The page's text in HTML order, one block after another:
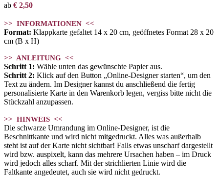
ab € 2,50
>> INFORMATIONEN <<
Format: Klappkarte gefaltet 14 x 20 cm, geöffnetes Format 28 x 20
cm (B x H)
>> ANLEITUNG <<
Schritt 1: Wähle unten das gewünschte Papier aus.
Schritt 2: Klick auf den Button „Online-Designer starten“, um den
Text zu ändern. Im Designer kannst du anschließend die fertig
personalisierte Karte in den Warenkorb legen, vergiss bitte nicht die
Stückzahl anzupassen.
>> HINWEIS <<
Die schwarze Umrandung im Online-Designer, ist die
Beschnittkante und wird nicht mitgedruckt. Alles was außerhalb
steht ist auf der Karte nicht sichtbar! Falls etwas unscharf dargestellt
wird bzw. auspixelt, kann das mehrere Ursachen haben – im Druck
wird jedoch alles scharf. Mit der strichlierten Linie wird die
Faltkante angedeutet, auch sie wird nicht gedruckt.